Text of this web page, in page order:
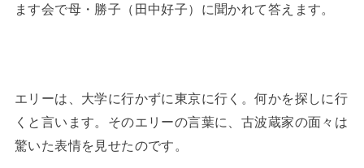
ます会で母・勝子（田中好子）に聞かれて答えます。
エリーは、大学に行かずに東京に行く。何かを探しに行
くと言います。そのエリーの言葉に、古波蔵家の面々は
驚いた表情を見せたのです。